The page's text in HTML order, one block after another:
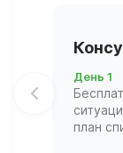
День 1
план